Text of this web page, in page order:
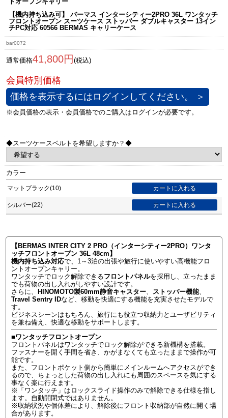
【機内持ち込み可】 バーマス インターシティー2PRO 36L ワンタッチ
フロントオープン スーツケース ストッパー ダブルキャスター 13イン
チPC対応 60566 BERMAS キャリーケース
bar0072
通常価格41,800円 (税込)
価格を表示するにはログインしてください。 ＞
◆スーツケースベルトを希望しますか？◆
カラー
マットブラック(10)
シルバー(22)
【BERMAS INTER CITY 2 PRO（インターシティー2PRO）ワンタ
ッチフロントオープン 36L 48cm】
機内持ち込み対応で、1～3泊の出張や旅行に使いやすい高機能フロ
ントオープンキャリー。
ワンタッチでロック解除できるフロントパネルを採用し、立ったまま
でも荷物の出し入れがしやすい設計です。
さらに、
HINOMOTO製60mm静音キャスター、 ストッパー機能、
Travel Sentry IDなど、移動を快適にする機能を充実させたモデルで
す。
ビジネスシーンはもちろん、旅行にも役立つ収納力とユーザビリティ
を兼ね備え、快適な移動をサポートします。
■ワンタッチフロントオープン
フロントパネルはワンタッチでロック解除ができる新機構を搭載。
ファスナーを開く手間を省き、かがまなくても立ったままで操作が可
能です。
また、フロントポケット側から簡単にメインルームへアクセスができ
るので、ちょっとした荷物の出し入れにも周囲のスペースを気にする
事なく楽に行えます。
※「ワンタッチ」はロックスライド操作のみで解除できる仕様を指し
ます。自動開閉式ではありません。
※収納状況や個体差により、解除後にフロント収納部が自然に開く場
合があります。